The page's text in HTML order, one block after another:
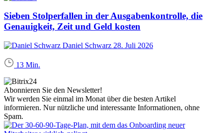
Sieben Stolperfallen in der Ausgabenkontrolle, die
Genauigkeit, Zeit und Geld kosten
Daniel Schwarz 28. Juli 2026
13 Min.
Abonnieren Sie den Newsletter!
Wir werden Sie einmal im Monat über die besten Artikel
informieren. Nur nützliche und interessante Informationen, ohne
Spam.